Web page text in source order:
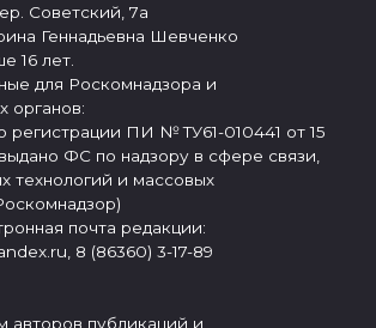
Советский, 7а
Геннадьевна Шевченко
16 лет.
для Роскомнадзора и
органов:
регистрации ПИ № ТУ61-010441 от 15
ФС по надзору в сфере связи,
технологий и массовых
почта редакции:
8 (86360) 3-17-89
авторов публикаций и